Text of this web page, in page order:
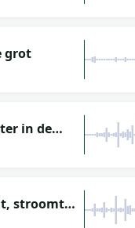
grot
in de
stroomt
de grot